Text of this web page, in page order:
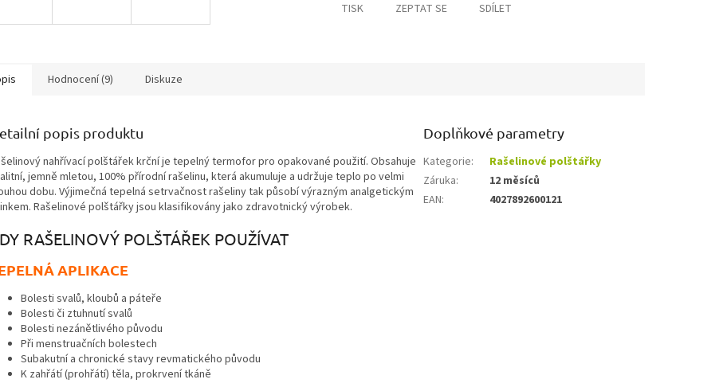
TISK ZEPTAT SE SDÍLET
Hodnocení (9) Diskuze
popis produktu
nahřívací polštářek krční je tepelný termofor pro opakované použití. Obsahuje
jemně mletou, 100% přírodní rašelinu, která akumuluje a udržuje teplo po velmi
dobu. Výjimečná tepelná setrvačnost rašeliny tak působí výrazným analgetickým
Rašelinové polštářky jsou klasifikovány jako zdravotnický výrobek.
RAŠELINOVÝ POLŠTÁŘEK POUŽÍVAT
APLIKACE
Bolesti svalů, kloubů a páteře
Bolesti či ztuhnutí svalů
Bolesti nezánětlivého původu
Při menstruačních bolestech
Subakutní a chronické stavy revmatického původu
K zahřátí (prohřátí) těla, prokrvení tkáně
Doplňkové parametry
Kategorie:
Rašelinové polštářky
Záruka:
12 měsíců
EAN: 4027892600121